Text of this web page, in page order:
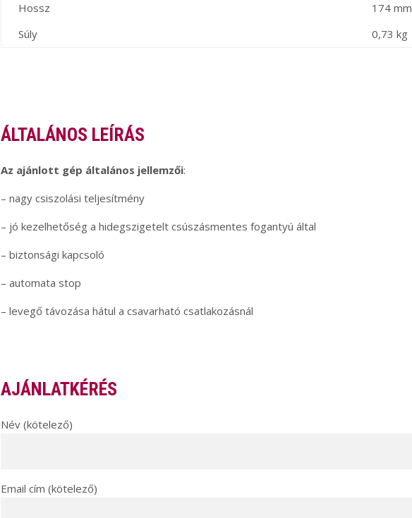
Hossz
174 mm
Súly
0,73 kg
ÁLTALÁNOS LEÍRÁS
Az ajánlott gép általános jellemzői:
– nagy csiszolási teljesítmény
– jó kezelhetőség a hidegszigetelt csúszásmentes fogantyú által
– biztonsági kapcsoló
– automata stop
– levegő távozása hátul a csavarható csatlakozásnál
AJÁNLATKÉRÉS
Név (kötelező)
Email cím (kötelező)